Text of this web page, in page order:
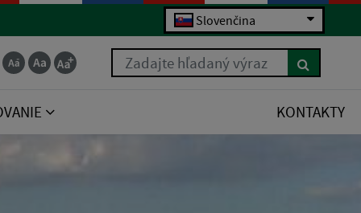
Slovenčina
Zadajte hľadaný výraz
KONTAKTY